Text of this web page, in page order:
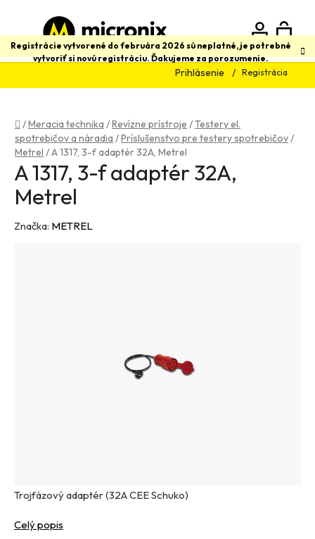
obsah
Registrácie vytvorené do februára 2026 sú neplatné, je potrebné
vytvoriť si novú registráciu. Ďakujeme za porozumenie.
Prihlásenie Registrácia
Hľadať
Domov
/Meracia technika /Revízne prístroje /Testery el.
spotrebičov a náradia /Príslušenstvo pre testery spotrebičov/
Metrel /A 1317, 3-f adaptér 32A, Metrel
Trojfázový adaptér (32A CEE Schuko)
Celý popis
A 1317, 3-f adaptér 32A,
Metrel
Značka: METREL